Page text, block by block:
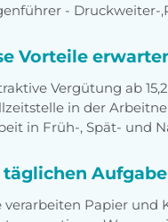
- Druckweiter-
Vorteile
Vergütung ab
in der
in Früh-, Spät- und
täglichen
verarbeiten Papier und